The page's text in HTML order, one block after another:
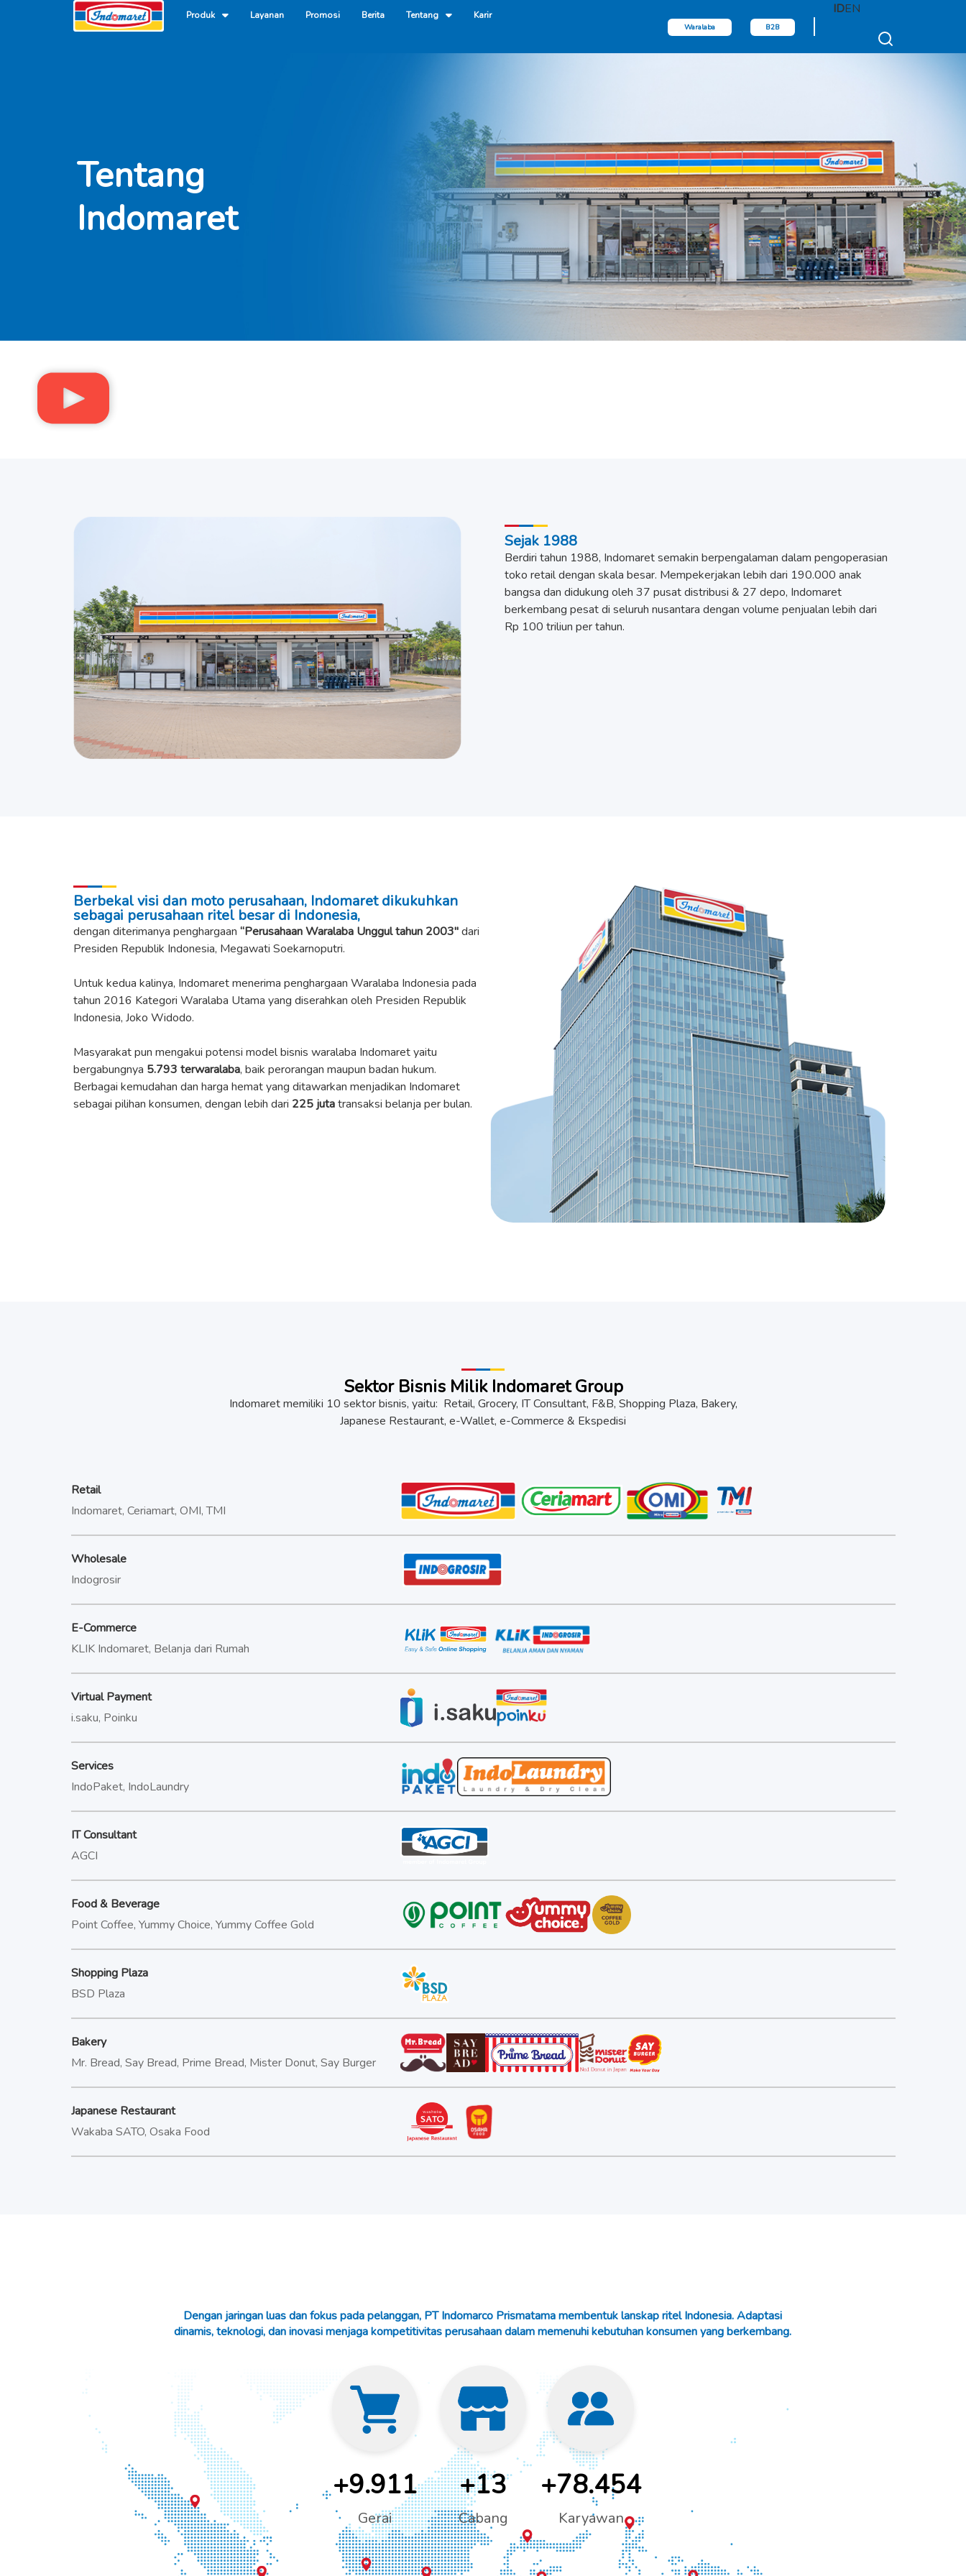
Produk Layanan Promosi Berita Tentang Karir
Waralaba B2B
EN
ID
Tentang
Indomaret
Sejak 1988
Berdiri tahun 1988, Indomaret semakin berpengalaman dalam pengoperasian
toko retail dengan skala besar. Mempekerjakan lebih dari 190.000 anak
bangsa dan didukung oleh 37 pusat distribusi & 27 depo, Indomaret
berkembang pesat di seluruh nusantara dengan volume penjualan lebih dari
Rp 100 triliun per tahun.
Berbekal visi dan moto perusahaan, Indomaret dikukuhkan
sebagai perusahaan ritel besar di Indonesia,
dengan diterimanya penghargaan “Perusahaan Waralaba Unggul tahun 2003″dari
Presiden Republik Indonesia, Megawati Soekarnoputri.
Untuk kedua kalinya, Indomaret menerima penghargaan Waralaba Indonesia pada
tahun 2016 Kategori Waralaba Utama yang diserahkan oleh Presiden Republik
Indonesia, Joko Widodo.
Masyarakat pun mengakui potensi model bisnis waralaba Indomaret yaitu
bergabungnya 5.793 terwaralaba, baik perorangan maupun badan hukum.
Berbagai kemudahan dan harga hemat yang ditawarkan menjadikan Indomaret
sebagai pilihan konsumen, dengan lebih dari 225 jutatransaksi belanja per bulan.
Sektor Bisnis Milik Indomaret Group
Indomaret memiliki 10 sektor bisnis, yaitu: Retail, Grocery, IT Consultant, F&B, Shopping Plaza, Bakery,
Japanese Restaurant, e-Wallet, e-Commerce & Ekspedisi
Retail
Indomaret, Ceriamart, OMI, TMI
Wholesale
Indogrosir
E-Commerce
KLIK Indomaret, Belanja dari Rumah
Virtual Payment
i.saku, Poinku
Services
IndoPaket, IndoLaundry
IT Consultant
AGCI
Food & Beverage
Point Coffee, Yummy Choice, Yummy Coffee Gold
Shopping Plaza
BSD Plaza
Bakery
Mr. Bread, Say Bread, Prime Bread, Mister Donut, Say Burger
Japanese Restaurant
Wakaba SATO, Osaka Food
Dengan jaringan luas dan fokus pada pelanggan, PT Indomarco Prismatama membentuk lanskap ritel Indonesia. Adaptasi
dinamis, teknologi, dan inovasi menjaga kompetitivitas perusahaan dalam memenuhi kebutuhan konsumen yang berkembang.
+16.390
Gerai
+22
Cabang
+129.752
Karyawan